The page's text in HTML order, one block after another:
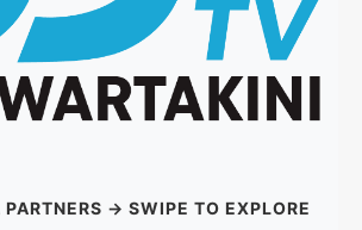
→ SWIPE TO EXPLORE